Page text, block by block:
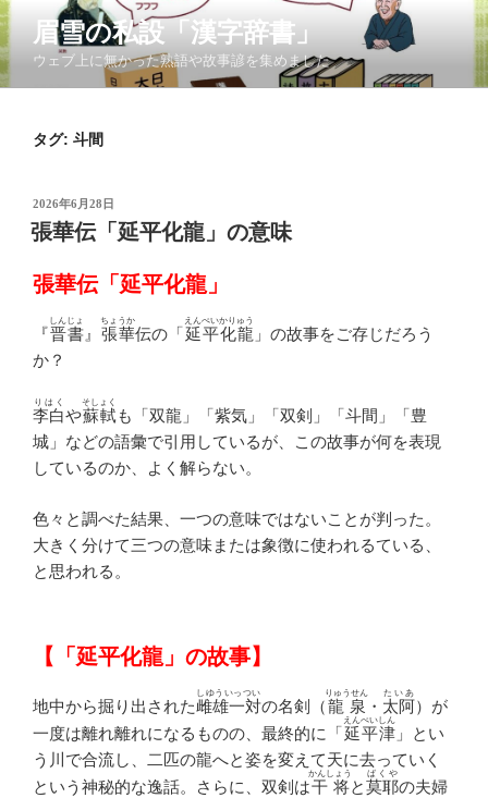
コ
ン
テ
ン
眉雪の私設「漢字辞書」
ウェブ上に無かった熟語や故事諺を集めました
タグ: 斗間
投
稿
日:
2026年6月28日
張華伝「延平化龍」の意味
張華伝「延平化龍」
『晋書
しんじょ
』 張華
ちょうか
伝の「 延平化龍
えんぺいかりゅう
」の故事をご存じだろう
か？
李白
りはく
や蘇軾
そしょく
も「双龍」「紫気」「双剣」「斗間」「豊
城」などの語彙で引用しているが、この故事が何を表現
しているのか、よく解らない。
色々と調べた結果、一つの意味ではないことが判った。
大きく分けて三つの意味または象徴に使われるている、
と思われる。
【「延平化龍」の故事】
地中から掘り出された雌雄一対
しゆういっつい
の名剣（龍泉
りゅうせん
・ 太阿
たいあ
）が
一度は離れ離れになるものの、最終的に「 延平津
えんぺいしん
」とい
う川で合流し、二匹の龍へと姿を変えて天に去っていく
という神秘的な逸話。さらに、双剣は干将
かんしょう
と莫耶
ばくや
の夫婦